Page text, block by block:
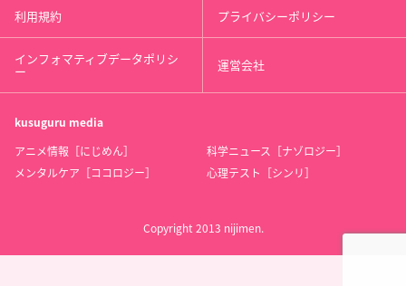
利用規約 プライバシーポリシー
インフォマティブデータポリシ
ー 運営会社
kusuguru media
アニメ情報［にじめん］
科学ニュース［ナゾロジー］
メンタルケア［ココロジー］
心理テスト［シンリ］
Copyright 2013 nijimen.